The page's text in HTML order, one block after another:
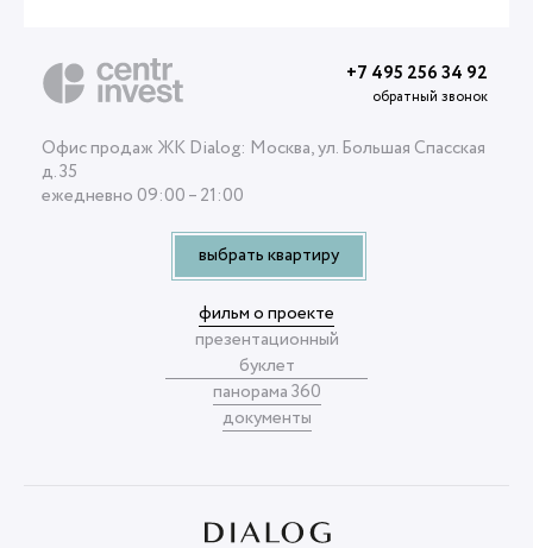
Офис продаж ЖК Dialog: Москва, ул. Большая Спасская
д. 35
ежедневно 09:00 – 21:00
фильм о проекте
презентационный
буклет
панорама 360
документы
выбрать квартиру
+7 495 256 34 92
обратный звонок